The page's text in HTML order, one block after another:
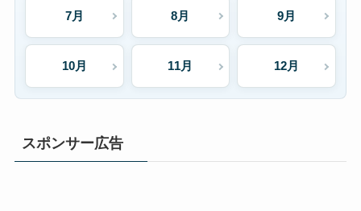
7月 8月 9月
10月 11月 12月
スポンサー広告